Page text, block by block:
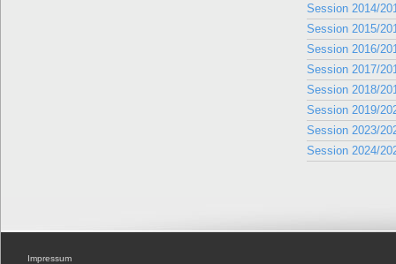
Session 2014/
Session 2015/
Session 2016/
Session 2017/
Session 2018/
Session 2019/
Session 2023/
Session 2024/
Impressum